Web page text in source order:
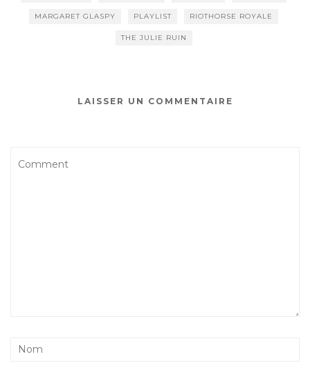
MARGARET GLASPY PLAYLIST RIOTHORSE ROYALE
THE JULIE RUIN
LAISSER UN COMMENTAIRE